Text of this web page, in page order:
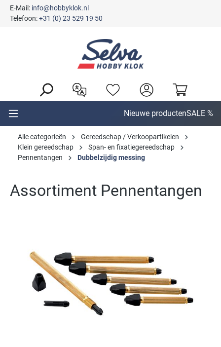
E-Mail: info@hobbyklok.nl
Telefoon:+31 (0) 23 529 19 50
Nieuwe productenSALE %
Alle categorieën
Gereedschap / Verkoopartikelen
Klein gereedschap
Span- en fixatiegereedschap
Pennentangen
Dubbelzijdig messing
Assortiment Pennentangen